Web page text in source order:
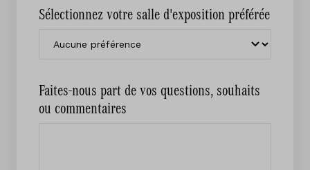
Sélectionnez votre salle d'exposition préférée
Faites-nous part de vos questions, souhaits
ou commentaires